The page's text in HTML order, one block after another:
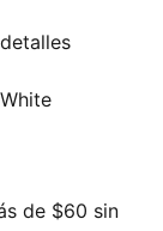
estilo. La
haciendo
Perfectas
La energía
seguirte el
de $60 sin